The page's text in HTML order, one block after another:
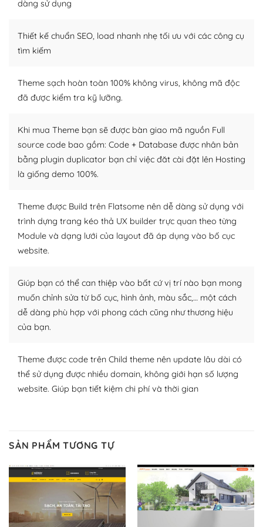
– Sở hữu một cộng đồng lớn, sẵn sàng hỗ trợ
khổng lồ được kiểm duyệt bởi các nhân viên và những
người cuồng tín WordPress.
kiếm những cộng đồng WordPress, họ sẽ giúp bạn trả
lời, giải đáp vấn đề của bạn.
Cộng đồng sử dụng WordPress sẵn sàng hỗ trợ bạn
Plugin mở rộng là thành phần cài đặt thêm vào
WordPress để tăng thêm các tính năng cần thiết. Có
nhiều plugin trả phí hoặc miễn phí.
plugin của WordPress rất phong phú. Bạn có thể thỏa
thích chọn lựa plugin và themes phù hợp cho mục đích
lập website của mình.
– Dễ sử dụng
Với mọi Hosting bất kỳ thì WordPress đều có thể dễ
Và bạn có toàn quyền tự do khi quyết định nơi lưu trữ
trang web WordPress của bạn.
Dễ dàng lựa chọn Hosting cho website WordPress
– Bảo mật cực tốt
dàng sử dụng
Thiết kế chuẩn SEO, load nhanh nhẹ tối ưu với các công cụ
tìm kiếm
Theme sạch hoàn toàn 100% không virus, không mã độc
đã được kiểm tra kỹ lưỡng.
Khi mua Theme bạn sẽ được bàn giao mã nguồn Full
source code bao gồm: Code + Database được nhân bản
bằng plugin duplicator bạn chỉ việc đăt cài đặt lên Hosting
là giống demo 100%.
Theme được Build trên Flatsome nên dễ dàng sử dụng với
trình dựng trang kéo thả UX builder trực quan theo từng
Module và dạng lưới của layout đã áp dụng vào bố cục
website.
Giúp bạn có thể can thiệp vào bất cứ vị trí nào bạn mong
muốn chỉnh sửa từ bố cục, hình ảnh, màu sắc,… một cách
dễ dàng phù hợp với phong cách cũng như thương hiệu
của bạn.
Theme được code trên Child theme nên update lâu dài có
thể sử dụng được nhiều domain, không giới hạn số lượng
website. Giúp bạn tiết kiệm chi phí và thời gian
SẢN PHẨM TƯƠNG TỰ